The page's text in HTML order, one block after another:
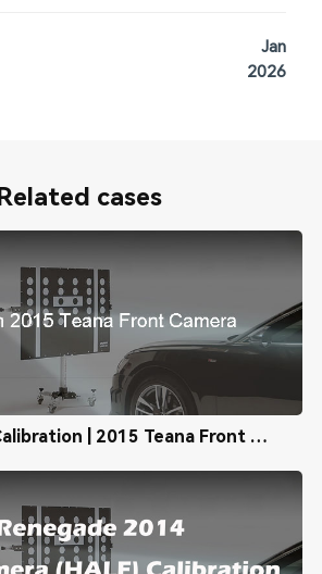
Jan
2026
Related cases
Nissan ADAS Calibration | 2015 Teana Front Camera Calibration